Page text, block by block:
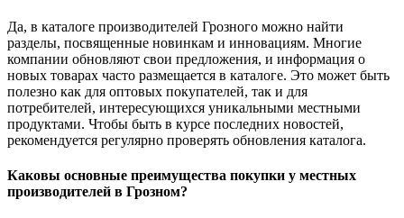
Да, в каталоге производителей Грозного можно найти
разделы, посвященные новинкам и инновациям. Многие
компании обновляют свои предложения, и информация о
новых товарах часто размещается в каталоге. Это может быть
полезно как для оптовых покупателей, так и для
потребителей, интересующихся уникальными местными
продуктами. Чтобы быть в курсе последних новостей,
рекомендуется регулярно проверять обновления каталога.
Каковы основные преимущества покупки у местных
производителей в Грозном?